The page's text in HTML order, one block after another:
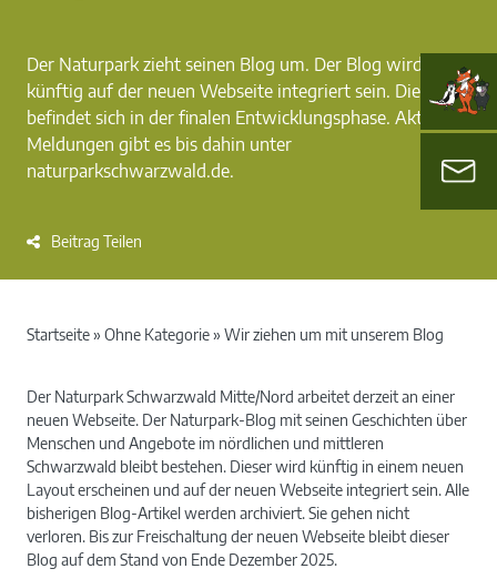
Der Naturpark zieht seinen Blog um. Der Blog wird
künftig auf der neuen Webseite integriert sein. Diese
befindet sich in der finalen Entwicklungsphase. Aktuelle
Meldungen gibt es bis dahin unter
naturparkschwarzwald.de.
Beitrag Teilen
Startseite» Ohne Kategorie» Wir ziehen um mit unserem Blog
Der Naturpark Schwarzwald Mitte/Nord arbeitet derzeit an einer
neuen Webseite. Der Naturpark-Blog mit seinen Geschichten über
Menschen und Angebote im nördlichen und mittleren
Schwarzwald bleibt bestehen. Dieser wird künftig in einem neuen
Layout erscheinen und auf der neuen Webseite integriert sein. Alle
bisherigen Blog-Artikel werden archiviert. Sie gehen nicht
verloren. Bis zur Freischaltung der neuen Webseite bleibt dieser
Blog auf dem Stand von Ende Dezember 2025.